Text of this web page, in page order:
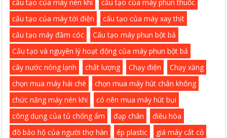
cấu tạo của máy nén khí
cấu tạo của máy phun thuốc
cấu tạo của máy tời điện
cấu tạo của máy xay thịt
cấu tạo máy đầm cóc
Cấu tạo máy phun bột bả
Cấu tạo và nguyên lý hoạt động của máy phun bột bả
cây nước nóng lạnh
chất lượng Chạy điện
Chạy xăng
chọn mua máy hái chè
chọn mua máy hút chân không
chức năng máy nén khí
có nên mua máy hút bụi
công dụng của tủ chống ẩm
đạp chân
điều hòa
đồ bảo hộ của người thợ hàn
ép plastic
giá máy cắt cỏ